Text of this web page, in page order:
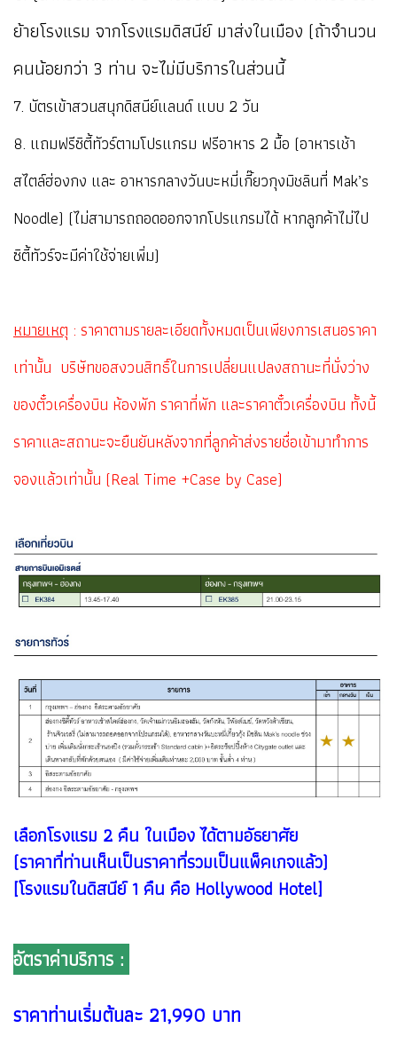
ย้ายโรงแรม จากโรงแรมดิสนีย์ มาส่งในเมือง (ถ้าจำนวน
คนน้อยกว่า 3 ท่าน จะไม่มีบริการในส่วนนี้
7. บัตรเข้าสวนสนุกดิสนีย์แลนด์ แบบ 2 วัน
8. แถมฟรีซิตี้ทัวร์ตามโปรแกรม ฟรีอาหาร 2 มื้อ (อาหารเช้า
สไตล์ฮ่องกง และ อาหารกลางวันบะหมี่เกี๊ยวกุงมิชลินที่ Mak’s
Noodle) (ไม่สามารถถอดออกจากโปรแกรมได้ หากลูกค้าไม่ไป
ซิตี้ทัวร์จะมีค่าใช้จ่ายเพิ่ม)
หมายเหตุ : ราคาตามรายละเอียดทั้งหมดเป็นเพียงการเสนอราคา
เท่านั้น บริษัทขอสงวนสิทธิ์ในการเปลี่ยนแปลงสถานะที่นั่งว่าง
ของตั๋วเครื่องบิน ห้องพัก ราคาที่พัก และราคาตั๋วเครื่องบิน ทั้งนี้
ราคาและสถานะจะยืนยันหลังจากที่ลูกค้าส่งรายชื่อเข้ามาทำการ
จองแล้วเท่านั้น (Real Time +Case by Case)
เลือกโรงแรม 2 คืน ในเมือง ได้ตามอัธยาศัย
(ราคาที่ท่านเห็นเป็นราคาที่รวมเป็นแพ็คเกจแล้ว)
[โรงแรมในดิสนีย์ 1 คืน คือ Hollywood Hotel]
อัตราค่าบริการ :
ราคาท่านเริ่มต้นละ 21,990 บาท